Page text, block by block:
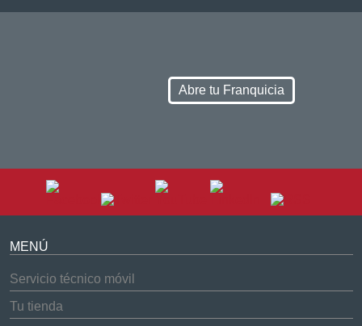
Abre tu Franquicia
MENÚ
Servicio técnico móvil
Tu tienda